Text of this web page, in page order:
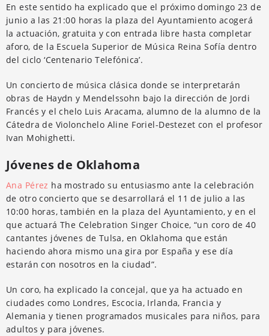
En este sentido ha explicado que el próximo domingo 23 de
junio a las 21:00 horas la plaza del Ayuntamiento acogerá
la actuación, gratuita y con entrada libre hasta completar
aforo, de la Escuela Superior de Música Reina Sofía dentro
del ciclo ‘Centenario Telefónica’.
Un concierto de música clásica donde se interpretarán
obras de Haydn y Mendelssohn bajo la dirección de Jordi
Francés y el chelo Luis Aracama, alumno de la alumno de la
Cátedra de Violonchelo Aline Foriel-Destezet con el profesor
Ivan Mohighetti.
Jóvenes de Oklahoma
Ana Pérez ha mostrado su entusiasmo ante la celebración
de otro concierto que se desarrollará el 11 de julio a las
10:00 horas, también en la plaza del Ayuntamiento, y en el
que actuará The Celebration Singer Choice, “un coro de 40
cantantes jóvenes de Tulsa, en Oklahoma que están
haciendo ahora mismo una gira por España y ese día
estarán con nosotros en la ciudad”.
Un coro, ha explicado la concejal, que ya ha actuado en
ciudades como Londres, Escocia, Irlanda, Francia y
Alemania y tienen programados musicales para niños, para
adultos y para jóvenes.